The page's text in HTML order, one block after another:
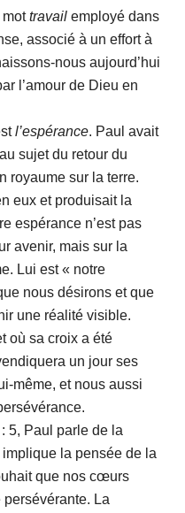
mottravail employé dans
associé à un effort à
nous aujourd’hui
l’amour de Dieu en
l’espérance. Paul avait
sujet du retour du
royaume sur la terre.
eux et produisait la
espérance n’est pas
avenir, mais sur la
Lui est « notre
nous désirons et que
une réalité visible.
où sa croix a été
un jour ses
même, et nous aussi
Paul parle de la
la pensée de la
que nos cœurs
La